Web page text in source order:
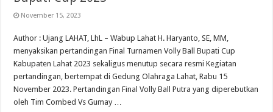
November 15, 2023
Author : Ujang LAHAT, LhL – Wabup Lahat H. Haryanto, SE, MM,
menyaksikan pertandingan Final Turnamen Volly Ball Bupati Cup
Kabupaten Lahat 2023 sekaligus menutup secara resmi Kegiatan
pertandingan, bertempat di Gedung Olahraga Lahat, Rabu 15
November 2023. Pertandingan Final Volly Ball Putra yang diperebutkan
oleh Tim Combed Vs Gumay …